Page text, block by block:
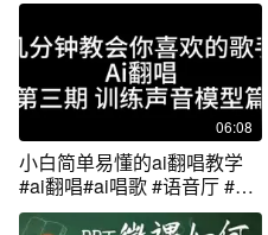
06:08
小白简单易懂的ai翻唱教学
#ai翻唱#ai唱歌 #语音厅 #教
学